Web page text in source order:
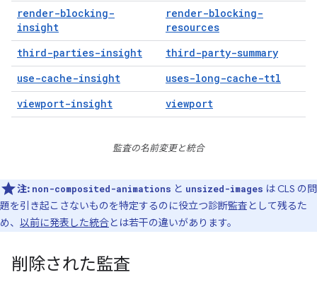
render-blocking-
insight
render-blocking-
resources
third-parties-insight
third-party-summary
use-cache-insight
uses-long-cache-ttl
viewport-insight
viewport
監査の名前変更と統合
注: non-composited-animations と unsized-images は CLS の問
題を引き起こさないものを特定するのに役立つ診断監査として残るた
め、 以前に発表した統合とは若干の違いがあります。
削除された監査